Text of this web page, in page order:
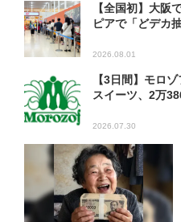
【全国初】大阪
ピアで「どデカ
2026.08.01
【3日間】モロ
スイーツ、2万
2026.07.30